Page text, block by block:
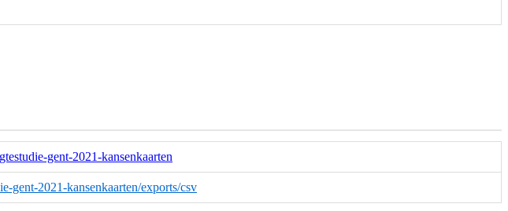
gent-2021-kansenkaarten
gent-2021-kansenkaarten/exports/csv